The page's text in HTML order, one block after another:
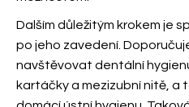
Dalším důležitým krokem je
po jeho zavedení.
navštěvovat dentální
kartáčky a mezizubní nitě, a